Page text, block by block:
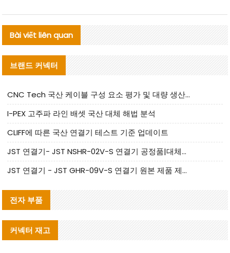
Bài viết liên quan
브랜드 커넥터
CNC Tech 국산 케이블 구성 요소 평가 및 대량 생산 적합성 가이드
I-PEX 고주파 라인 배셋 국산 대체 해법 분석
CLIFF에 따른 국산 연결기 테스트 기준 업데이트
JST 연결기- JST NSHR-02V-S 연결기 공정품|대체품 제공
JST 연결기 - JST GHR-09V-S 연결기 원본 제품 제공 | 대체품 제공
전자 부품
커넥터 재고